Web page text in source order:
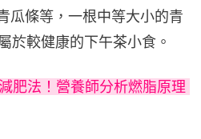
瓜條等，一根中等大小的青
於較健康的下午茶小食。
肥法！營養師分析燃脂原理